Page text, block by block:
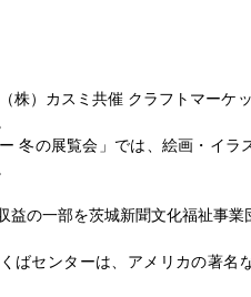
株）カスミ共催 クラフトマーケ
冬の展覧会」では、絵画・イラ
益の一部を茨城新聞文化福祉事業
ばセンターは、アメリカの著名